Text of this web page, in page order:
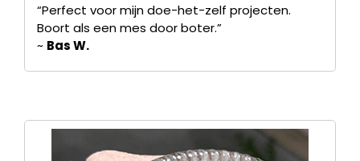
“Perfect voor mijn doe-het-zelf projecten.
Boort als een mes door boter.”
~ Bas W.